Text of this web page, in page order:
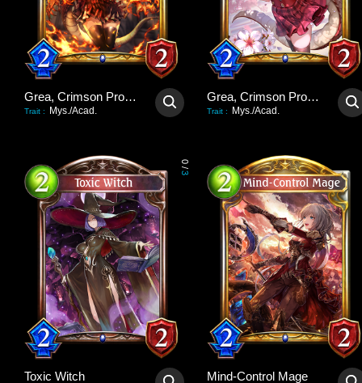
Grea, Crimson Promise
Trait : Mys./Acad.
Grea, Crimson Promise
Trait : Mys./Acad.
0
/
3
Toxic Witch Mind-Control Mage